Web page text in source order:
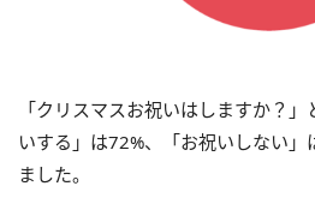
「クリスマスお祝いはしますか？
いする」は72%、「お祝いしない」
ました。